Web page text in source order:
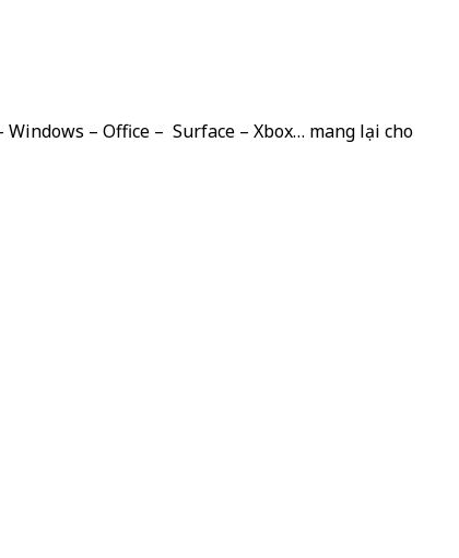
– Office – Surface – Xbox… mang lại cho